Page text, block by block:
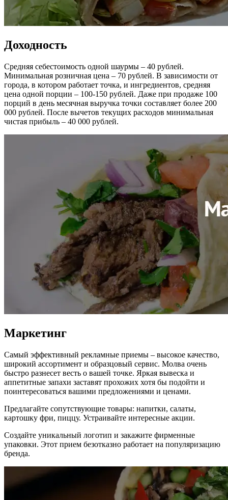
Доходность
Средняя себестоимость одной шаурмы – 40 рублей.
Минимальная розничная цена – 70 рублей. В зависимости от
города, в котором работает точка, и ингредиентов, средняя
цена одной порции – 100-150 рублей. Даже при продаже 100
порций в день месячная выручка точки составляет более 200
000 рублей. После вычетов текущих расходов минимальная
чистая прибыль – 40 000 рублей.
Маркетинг
Самый эффективный рекламные приемы – высокое качество,
широкий ассортимент и образцовый сервис. Молва очень
быстро разнесет весть о вашей точке. Яркая вывеска и
аппетитные запахи заставят прохожих хотя бы подойти и
поинтересоваться вашими предложениями и ценами.
Предлагайте сопутствующие товары: напитки, салаты,
картошку фри, пиццу. Устраивайте интересные акции.
Создайте уникальный логотип и закажите фирменные
упаковки. Этот прием безотказно работает на популяризацию
бренда.